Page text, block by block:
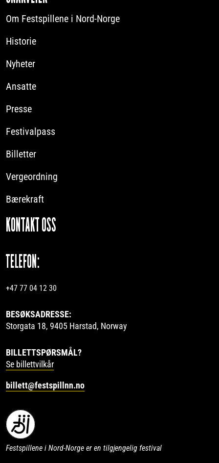
Om Festspillene i Nord-Norge
Historie
Nyheter
Ansatte
Presse
Festivalpass
Billetter
Vergeordning
Bærekraft
KONTAKT OSS
TELEFON:
+47 77 04 12 30
BESØKSADRESSE:
Storgata 18, 9405 Harstad, Norway
BILLETTSPØRSMÅL?
Se billettvilkår
billett@festspillnn.no
Festspillene i Nord-Norge er en tilgjengelig festival